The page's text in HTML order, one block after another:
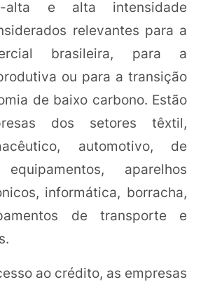
alta e alta intensidade
relevantes para a
brasileira, para a
ou para a transição
de baixo carbono. Estão
dos setores têxtil,
automotivo, de
aparelhos
informática, borracha,
de transporte e
ao crédito, as empresas